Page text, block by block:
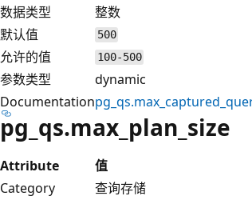
数据类型
整数
默认值
500
允许的值 100-500
参数类型
dynamic
Documentation
pg_qs.max_plan_size
Attribute
值
Category
查询存储